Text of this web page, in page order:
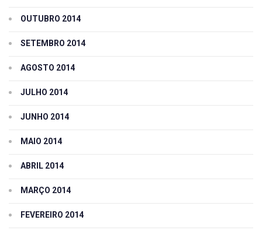
OUTUBRO 2014
SETEMBRO 2014
AGOSTO 2014
JULHO 2014
JUNHO 2014
MAIO 2014
ABRIL 2014
MARÇO 2014
FEVEREIRO 2014